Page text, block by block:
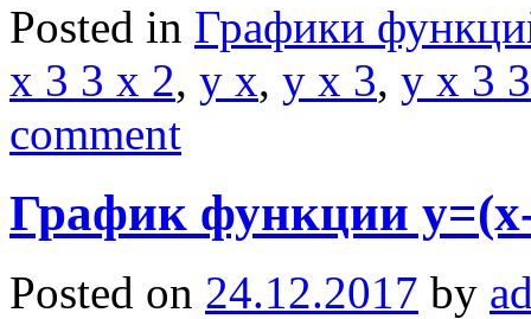
Posted in Графики
x 3 3 x 2, y x, y x 3, y x 3 3
comment
График функции
Posted on 24.12.2017 by